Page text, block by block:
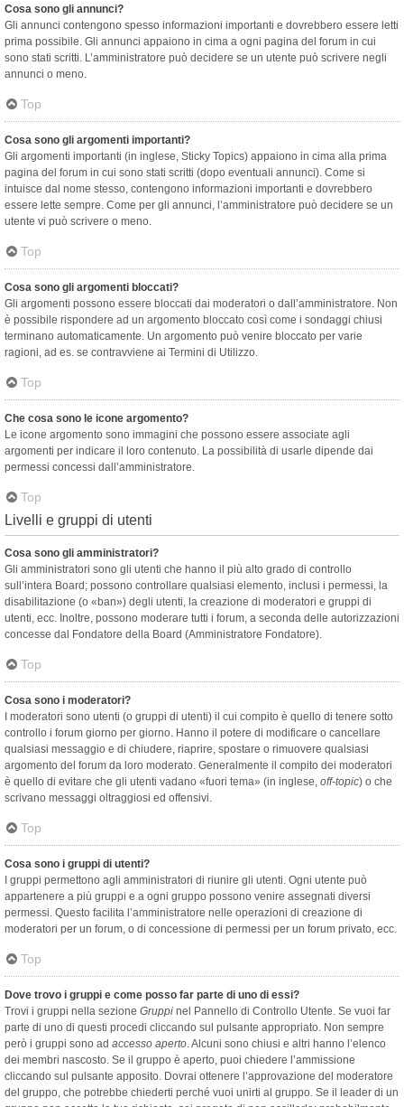
Cosa sono gli annunci?
Gli annunci contengono spesso informazioni importanti e dovrebbero essere letti
prima possibile. Gli annunci appaiono in cima a ogni pagina del forum in cui
sono stati scritti. L’amministratore può decidere se un utente può scrivere negli
annunci o meno.
Top
Cosa sono gli argomenti importanti?
Gli argomenti importanti (in inglese, Sticky Topics) appaiono in cima alla prima
pagina del forum in cui sono stati scritti (dopo eventuali annunci). Come si
intuisce dal nome stesso, contengono informazioni importanti e dovrebbero
essere lette sempre. Come per gli annunci, l’amministratore può decidere se un
utente vi può scrivere o meno.
Top
Cosa sono gli argomenti bloccati?
Gli argomenti possono essere bloccati dai moderatori o dall’amministratore. Non
è possibile rispondere ad un argomento bloccato così come i sondaggi chiusi
terminano automaticamente. Un argomento può venire bloccato per varie
ragioni, ad es. se contravviene ai Termini di Utilizzo.
Top
Che cosa sono le icone argomento?
Le icone argomento sono immagini che possono essere associate agli
argomenti per indicare il loro contenuto. La possibilità di usarle dipende dai
permessi concessi dall’amministratore.
Top
Livelli e gruppi di utenti
Cosa sono gli amministratori?
Gli amministratori sono gli utenti che hanno il più alto grado di controllo
sull’intera Board; possono controllare qualsiasi elemento, inclusi i permessi, la
disabilitazione (o «ban») degli utenti, la creazione di moderatori e gruppi di
utenti, ecc. Inoltre, possono moderare tutti i forum, a seconda delle autorizzazioni
concesse dal Fondatore della Board (Amministratore Fondatore).
Top
Cosa sono i moderatori?
I moderatori sono utenti (o gruppi di utenti) il cui compito è quello di tenere sotto
controllo i forum giorno per giorno. Hanno il potere di modificare o cancellare
qualsiasi messaggio e di chiudere, riaprire, spostare o rimuovere qualsiasi
argomento del forum da loro moderato. Generalmente il compito dei moderatori
è quello di evitare che gli utenti vadano «fuori tema» (in inglese, off-topic) o che
scrivano messaggi oltraggiosi ed offensivi.
Top
Cosa sono i gruppi di utenti?
I gruppi permettono agli amministratori di riunire gli utenti. Ogni utente può
appartenere a più gruppi e a ogni gruppo possono venire assegnati diversi
permessi. Questo facilita l’amministratore nelle operazioni di creazione di
moderatori per un forum, o di concessione di permessi per un forum privato, ecc.
Top
Dove trovo i gruppi e come posso far parte di uno di essi?
Trovi i gruppi nella sezione Gruppi nel Pannello di Controllo Utente. Se vuoi far
parte di uno di questi procedi cliccando sul pulsante appropriato. Non sempre
però i gruppi sono ad accesso aperto. Alcuni sono chiusi e altri hanno l’elenco
dei membri nascosto. Se il gruppo è aperto, puoi chiedere l’ammissione
cliccando sul pulsante apposito. Dovrai ottenere l’approvazione del moderatore
del gruppo, che potrebbe chiederti perché vuoi unirti al gruppo. Se il leader di un